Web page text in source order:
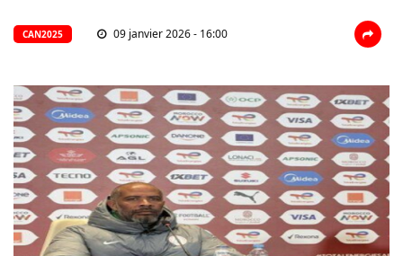
CAN2025 09 janvier 2026 - 16:00